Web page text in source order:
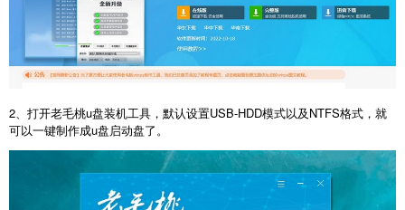
2、打开老毛桃u盘装机工具，默认设置USB-HDD模式以及NTFS格式，就
可以一键制作成u盘启动盘了。